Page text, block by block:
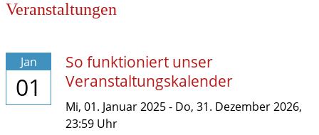
Veranstaltungen
Jan
01
So funktioniert unser
Veranstaltungskalender
Mi, 01. Januar 2025- Do, 31. Dezember 2026,
23:59 Uhr